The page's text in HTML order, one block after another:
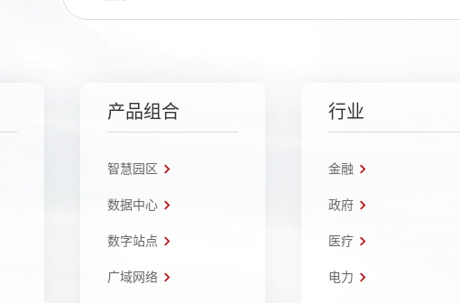
产品组合
智慧园区
数据中心
数字站点
广域网络
行业
金融
政府
医疗
电力